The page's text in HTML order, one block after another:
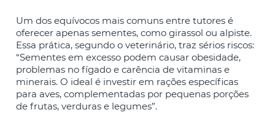
Um dos equívocos mais comuns entre tutores é
oferecer apenas sementes, como girassol ou alpiste.
Essa prática, segundo o veterinário, traz sérios riscos:
“Sementes em excesso podem causar obesidade,
problemas no fígado e carência de vitaminas e
minerais. O ideal é investir em rações específicas
para aves, complementadas por pequenas porções
de frutas, verduras e legumes”.